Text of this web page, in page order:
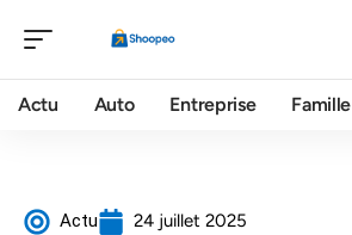
Actu Auto Entreprise Famille
Actu 24 juillet 2025